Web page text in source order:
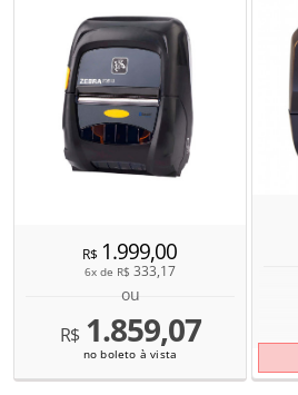
R$1.999,00
6x de R$ 333,17
ou
R$1.859,07
no boleto à vista